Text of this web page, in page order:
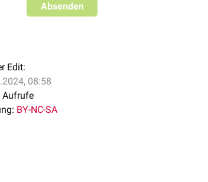
Absenden
Edit:
08:58
Aufrufe
BY-NC-SA